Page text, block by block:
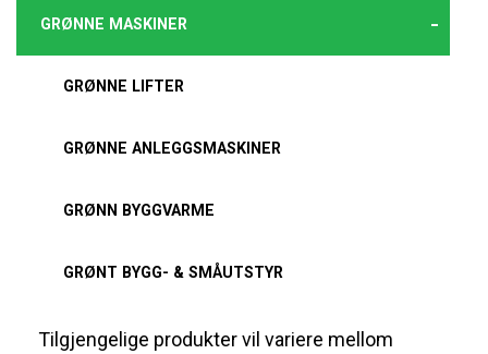
GRØNNE MASKINER -
GRØNNE LIFTER
GRØNNE ANLEGGSMASKINER
GRØNN BYGGVARME
GRØNT BYGG- & SMÅUTSTYR
Tilgjengelige produkter vil variere mellom